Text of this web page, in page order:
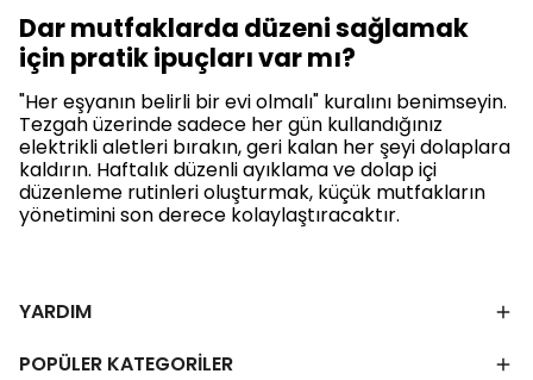
Dar mutfaklarda düzeni sağlamak
için pratik ipuçları var mı?
"Her eşyanın belirli bir evi olmalı" kuralını benimseyin.
Tezgah üzerinde sadece her gün kullandığınız
elektrikli aletleri bırakın, geri kalan her şeyi dolaplara
kaldırın. Haftalık düzenli ayıklama ve dolap içi
düzenleme rutinleri oluşturmak, küçük mutfakların
yönetimini son derece kolaylaştıracaktır.
YARDIM
POPÜLER KATEGORİLER